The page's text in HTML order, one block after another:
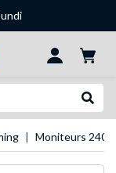
Moniteurs 240